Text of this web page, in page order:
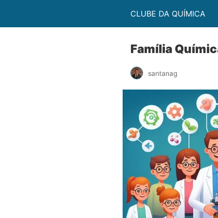
CLUBE DA QUÍMICA
Família
santanag